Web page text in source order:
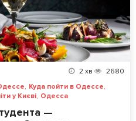
2 хв
2680
, Куда пойти в Одессе,
у Києві, Одесса
—